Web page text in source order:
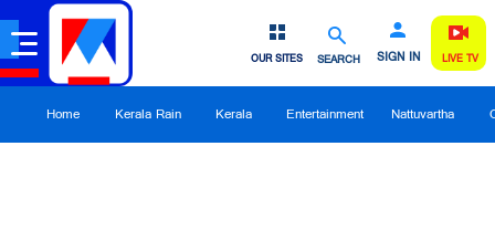
SEARCH SIGN IN
OUR SITES LIVE TV
Home Kerala Rain Kerala Entertainment Nattuvartha